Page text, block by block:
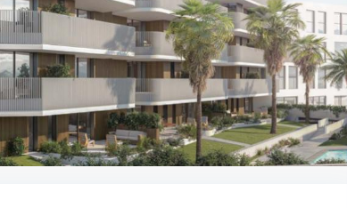
No apps configured. Please contact
your administrator.
Lost your password?